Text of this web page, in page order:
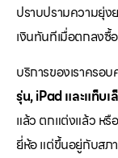
ปราบปรามความยุ่ง
เงินทันทีเมื่อตกลงซื้
บริการของเราครอ
รุ่น, iPad และแท็บ
แล้ว ตกแต่งแล้ว หรื
ยี่ห้อ แต่ขึ้นอยู่กับสภ